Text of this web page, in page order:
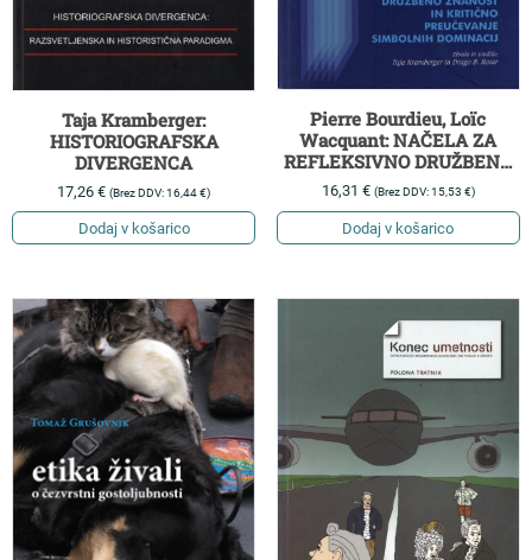
Taja Kramberger:
HISTORIOGRAFSKA
DIVERGENCA
17,26€ (Brez DDV:16,44€)
Dodaj v košarico
Pierre Bourdieu, Loïc
Wacquant: NAČELA ZA
REFLEKSIVNO DRUŽBENO
ZNANOST IN KRITIČNO
PREUČEVANJE SIMBOLNIH
DOMINACIJ
16,31 € (Brez DDV:15,53 €)
Dodaj v košarico